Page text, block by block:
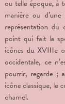
ou telle époque, à
manière ou
représentation du
point qui fait la
icônes du XVIIIe
occidentale, ce
pourrir, regarde ;
icône classique, le
charnel.